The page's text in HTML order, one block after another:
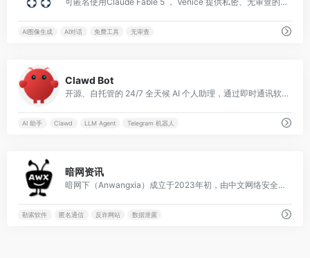
AI图像生成 AI对话 免费工具 无审查
Clawd Bot
开源、自托管的 24/7 全天候 AI 个人助理，通过即时通讯软件指挥你的电脑。
AI 助手 Clawd LLM Agent Telegram 机器人
暗网资讯
暗网下（Anwangxia）成立于2023年初，由中文网络安全研究者团队创建，是专注于暗网领域的首家中文专业媒体，已成为全球最大中文暗网资讯来源，每月访问量超过50万，主要针对网络安全爱好者、研究者和普通用户。
勒索软件 匿名通信 反诈网站 数据泄露